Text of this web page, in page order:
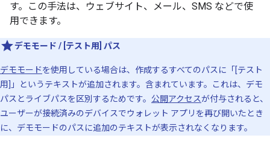
す。この手法は、ウェブサイト、メール、SMS などで使
用できます。
デモモード / [テスト用] パス
デモモードを使用している場合は、作成するすべてのパスに「[テスト
用]」というテキストが追加されます。含まれています。これは、デモ
パスとライブパスを区別するためです。 公開アクセスが付与されると、
ユーザーが接続済みのデバイスでウォレット アプリを再び開いたとき
に、デモモードのパスに追加のテキストが表示されなくなります。